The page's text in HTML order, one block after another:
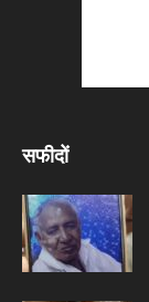
सफीदों